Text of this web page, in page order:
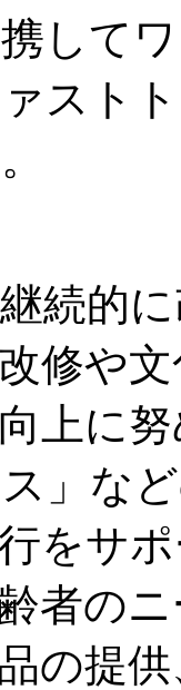
して
スト
続的
修や
上に
」な
をサ
者の
の提